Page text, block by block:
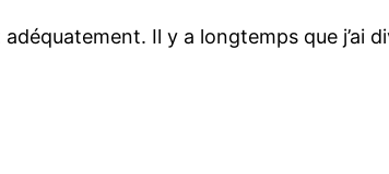
Il y a longtemps que j’ai